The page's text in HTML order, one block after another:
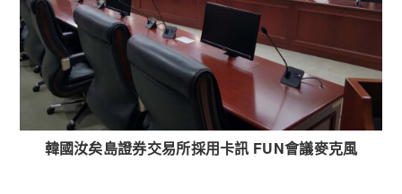
韓國汝矣島證券交易所採用卡訊 FUN會議麥克風